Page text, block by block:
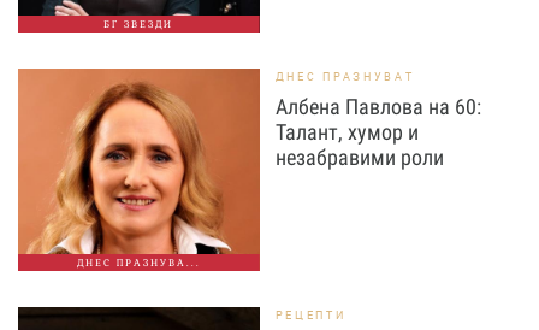
БГ ЗВЕЗДИ
ДНЕС ПРАЗНУВА...
ДНЕС ПРАЗНУВАТ
Албена Павлова на 60:
Талант, хумор и
незабравими роли
РЕЦЕПТИ